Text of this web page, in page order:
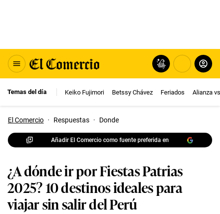
Temas del día Keiko Fujimori Betssy Chávez Feriados Alianza
El Comercio · Respuestas · Donde
Añadir El Comercio como fuente preferida en
¿A dónde ir por Fiestas Patrias
2025? 10 destinos ideales para
viajar sin salir del Perú